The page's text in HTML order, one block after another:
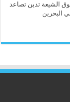
الشيعة تدين تصاعد
البحرين